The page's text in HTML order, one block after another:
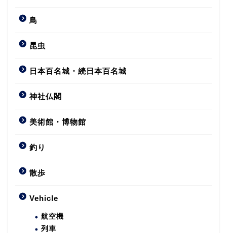
鳥
昆虫
日本百名城・続日本百名城
神社仏閣
美術館・博物館
釣り
散歩
Vehicle
航空機
列車